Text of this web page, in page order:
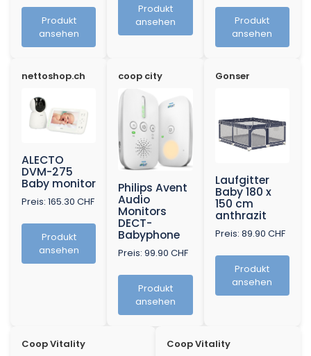
Produkt
ansehen
Produkt
ansehen
Produkt
ansehen
nettoshop.ch
ALECTO
DVM-275
Baby monitor
Preis: 165.30 CHF
Produkt
ansehen
coop city
Philips Avent
Audio
Monitors
DECT-
Babyphone
Preis: 99.90 CHF
Produkt
ansehen
Gonser
Laufgitter
Baby 180 x
150 cm
anthrazit
Preis: 89.90 CHF
Produkt
ansehen
Coop Vitality Coop Vitality